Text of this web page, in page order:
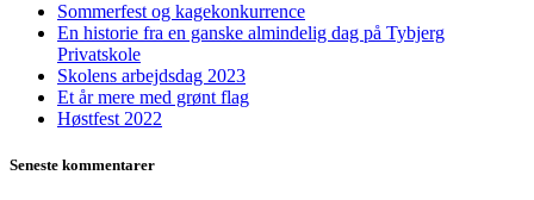
Sommerfest og kagekonkurrence
En historie fra en ganske almindelig dag på Tybjerg
Privatskole
Skolens arbejdsdag 2023
Et år mere med grønt flag
Høstfest 2022
Seneste kommentarer